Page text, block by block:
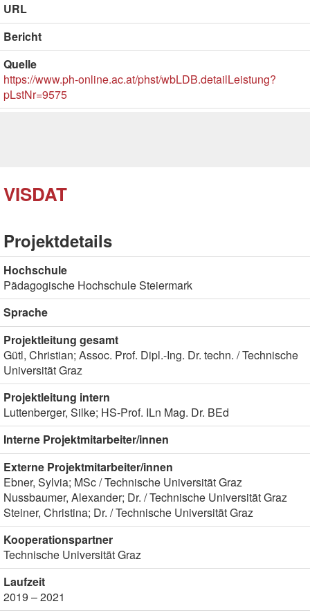
URL
Bericht
Quelle
https://www.ph-online.ac.at/phst/wbLDB.detailLeistung?
pLstNr=9575
VISDAT
Projektdetails
Hochschule
Pädagogische Hochschule Steiermark
Sprache
Projektleitung gesamt
Gütl, Christian; Assoc. Prof. Dipl.-Ing. Dr. techn. / Technische
Universität Graz
Projektleitung intern
Luttenberger, Silke; HS-Prof. ILn Mag. Dr. BEd
Interne Projektmitarbeiter/innen
Externe Projektmitarbeiter/innen
Ebner, Sylvia; MSc / Technische Universität Graz
Nussbaumer, Alexander; Dr. / Technische Universität Graz
Steiner, Christina; Dr. / Technische Universität Graz
Kooperationspartner
Technische Universität Graz
Laufzeit
2019 – 2021